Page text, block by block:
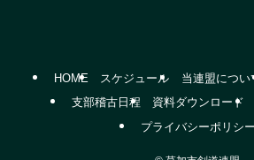
HOME スケジュール 当連盟につい
支部稽古日程
資料ダウンロード
プライバシーポリシー